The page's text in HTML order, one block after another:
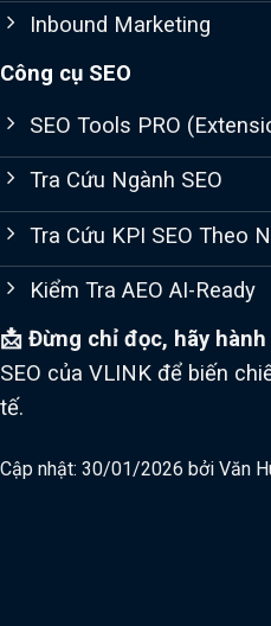
Inbound Marketing
Công cụ SEO
SEO Tools PRO
Tra Cứu Ngành SEO
Tra Cứu KPI SEO Theo
Kiểm Tra AEO AI-Ready
📩 Đừng chỉ đọc, hãy
SEO của VLINK để biến
tế.
Cập nhật: 30/01/2026 bởi Văn